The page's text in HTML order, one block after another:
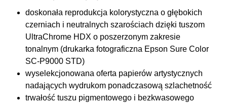
doskonała reprodukcja kolorystyczna o głębokich
czerniach i neutralnych szarościach dzięki tuszom
UltraChrome HDX o poszerzonym zakresie
tonalnym (drukarka fotograficzna Epson Sure Color
SC-P9000 STD)
wyselekcjonowana oferta papierów artystycznych
nadających wydrukom ponadczasową szlachetność
trwałość tuszu pigmentowego i bezkwasowego